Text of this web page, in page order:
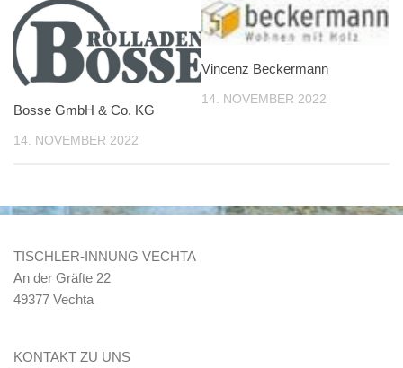
Bosse GmbH & Co. KG
14. NOVEMBER 2022
Vincenz Beckermann
14. NOVEMBER 2022
TISCHLER-INNUNG VECHTA
An der Gräfte 22
49377 Vechta
KONTAKT ZU UNS